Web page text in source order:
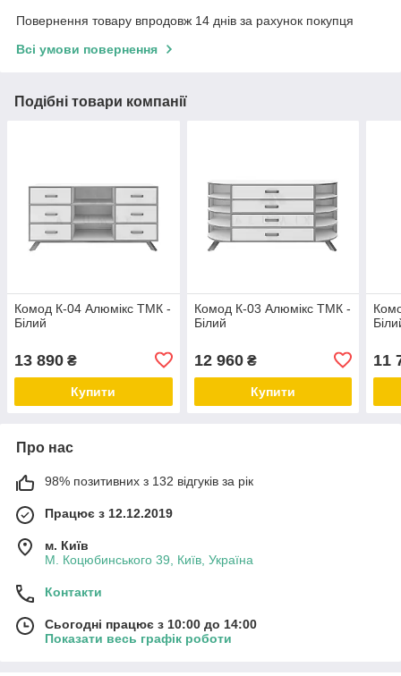
Повернення товару впродовж 14 днів за рахунок покупця
Всі умови повернення
Подібні товари компанії
Комод К-04 Алюмікс ТМК -
Білий
13 890 ₴
Купити
Комод К-03 Алюмікс ТМК -
Білий
12 960₴
Купити
11
Про нас
98% позитивних з 132 відгуків за рік
Працює з 12.12.2019
м. Київ
М. Коцюбинського 39, Київ, Україна
Контакти
Сьогодні працює з 10:00 до 14:00
Показати весь графік роботи